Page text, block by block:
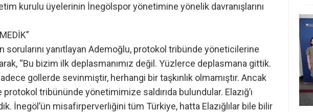
kurulu üyelerinin İnegölspor yönetimine yönelik davranışlarını
sorularını yanıtlayan Ademoğlu, protokol tribünde yöneticilerine
“Bu bizim ilk deplasmanımız değil. Yüzlerce deplasmana gittik.
gollerde sevinmiştir, herhangi bir taşkınlık olmamıştır. Ancak
protokol tribününde yönetimimize saldırıda bulundular. Elazığ’ı
İnegöl’ün misafirperverliğini tüm Türkiye, hatta Elazığlılar bile bilir